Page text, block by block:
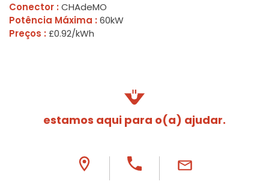
Conector : CHAdeMO
Potência Máxima : 60kW
Preços : £0.92/kWh
estamos aqui para o(a) ajudar.